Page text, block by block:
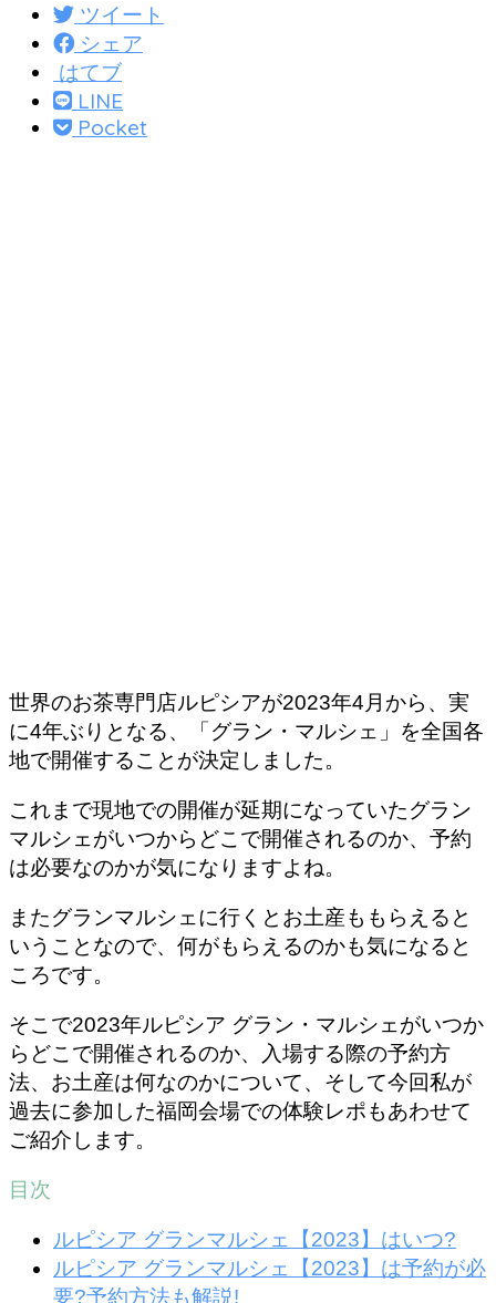
ツイート
シェア
はてブ
LINE
Pocket
世界のお茶専門店ルピシアが2023年4月から、実
に4年ぶりとなる、「グラン・マルシェ」を全国各
地で開催することが決定しました。
これまで現地での開催が延期になっていたグラン
マルシェがいつからどこで開催されるのか、予約
は必要なのかが気になりますよね。
またグランマルシェに行くとお土産ももらえると
いうことなので、何がもらえるのかも気になると
ころです。
そこで2023年ルピシア グラン・マルシェがいつか
らどこで開催されるのか、入場する際の予約方
法、お土産は何なのかについて、そして今回私が
過去に参加した福岡会場での体験レポもあわせて
ご紹介します。
目次
ルピシア グランマルシェ【2023】はいつ?
ルピシア グランマルシェ【2023】は予約が必
要?予約方法も解説!